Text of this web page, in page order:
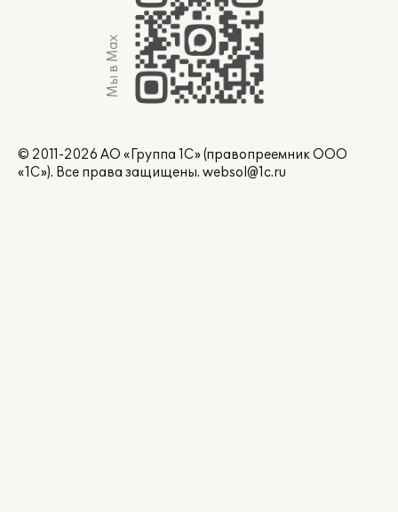
Мы в Max
© 2011-2026 АО «Группа 1С» (правопреемник ООО
«1С»). Все права защищены. websol@1c.ru